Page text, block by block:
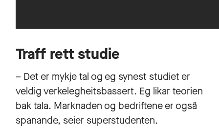
Traff rett studie
– Det er mykje tal og eg synest studiet er
veldig verkelegheitsbassert. Eg likar teorien
bak tala. Marknaden og bedriftene er også
spanande, seier superstudenten.